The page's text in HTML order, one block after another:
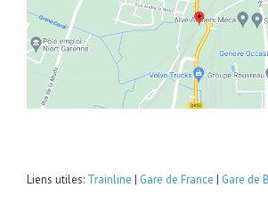
Liens utiles: Trainline | Gare de France | Gare de